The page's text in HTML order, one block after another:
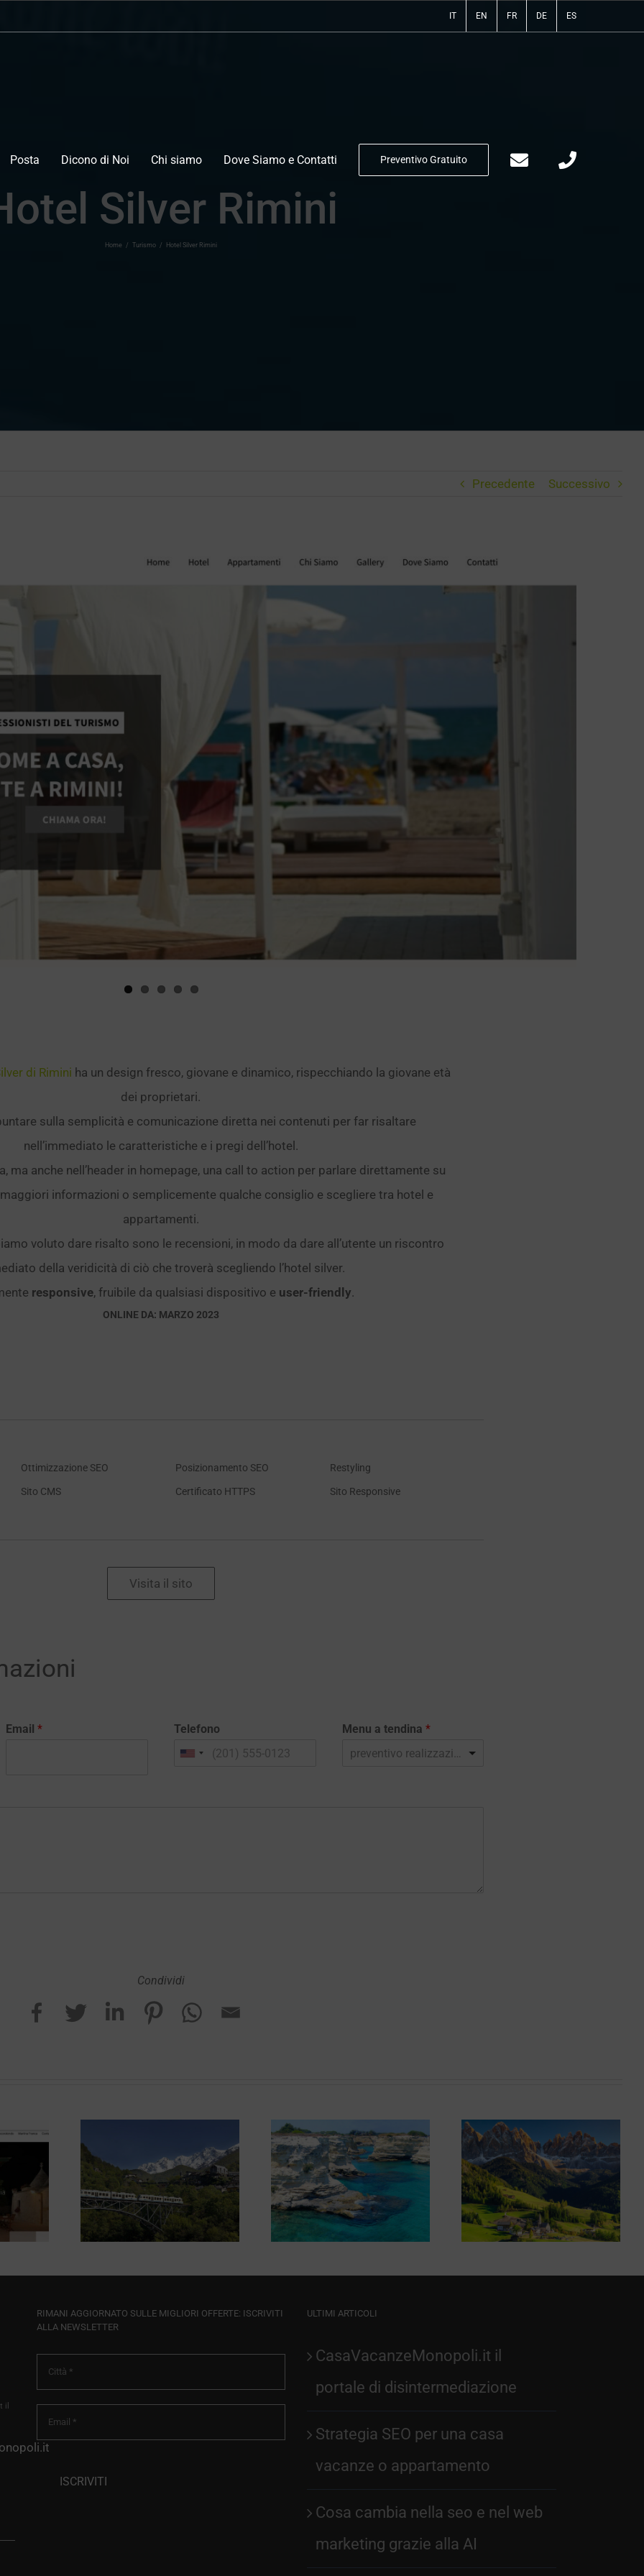
IT EN FR DE ES
Posta Dicono di Noi Chi siamo Dove Siamo e Contatti Preventivo Gratuito
Silver Rimini
Home / Turismo / Hotel Silver Rimini
Precedente Successivo
di Rimini ha un design fresco, giovane e dinamico, rispecchiando la giovane età
dei proprietari.
sulla semplicità e comunicazione diretta nei contenuti per far risaltare
nell’immediato le caratteristiche e i pregi dell’hotel.
ma anche nell’header in homepage, una call to action per parlare direttamente su
informazioni o semplicemente qualche consiglio e scegliere tra hotel e
appartamenti.
voluto dare risalto sono le recensioni, in modo da dare all’utente un riscontro
della veridicità di ciò che troverà scegliendo l’hotel silver.
responsive, fruibile da qualsiasi dispositivo e user-friendly.
ONLINE DA: MARZO 2023
Ottimizzazione SEO Posizionamento SEO Restyling
Sito CMS Certificato HTTPS Sito Responsive
Visita il sito
Email* Telefono Menu a tendina *
preventivo realizzazione sito web
Condividi
Il
Viaggi
Agriturismo
Masseria
Costarella
Hotel
Montepizzo
Corno alle Scale
il
RIMANI AGGIORNATO SULLE MIGLIORI OFFERTE: ISCRIVITI
ALLA NEWSLETTER
ULTIMI ARTICOLI
CasaVacanzeMonopoli.it il
portale di disintermediazione
Strategia SEO per una casa
vacanze o appartamento
Cosa cambia nella seo e nel web
marketing grazie alla AI